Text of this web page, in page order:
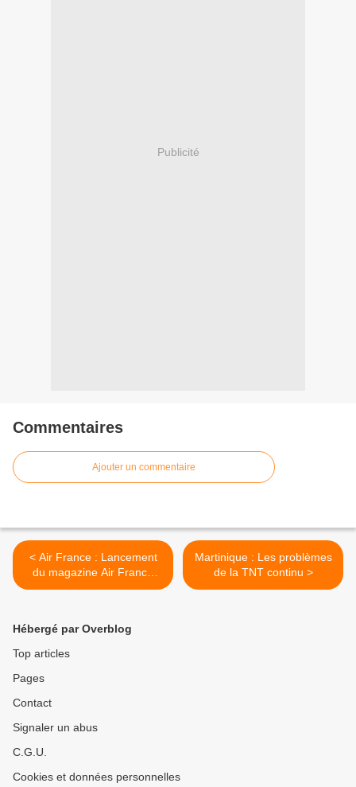
Publicité
Commentaires
Ajouter un commentaire
< Air France : Lancement
du magazine Air France
Outremer
Martinique : Les problèmes
de la TNT continu >
Hébergé par Overblog
Top articles
Pages
Contact
Signaler un abus
C.G.U.
Cookies et données personnelles